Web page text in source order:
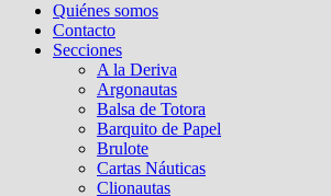
Quiénes somos
Contacto
Secciones
A la Deriva
Argonautas
Balsa de Totora
Barquito de Papel
Brulote
Cartas Náuticas
Clionautas